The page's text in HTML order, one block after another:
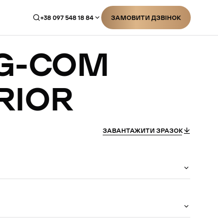
+38 097 548 18 84 ЗАМОВИТИ ДЗВІНОК
COM
ЗАВАНТАЖИТИ ЗРАЗОК